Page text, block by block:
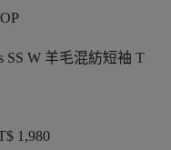
SS W 羊毛混紡短袖 T
1,980